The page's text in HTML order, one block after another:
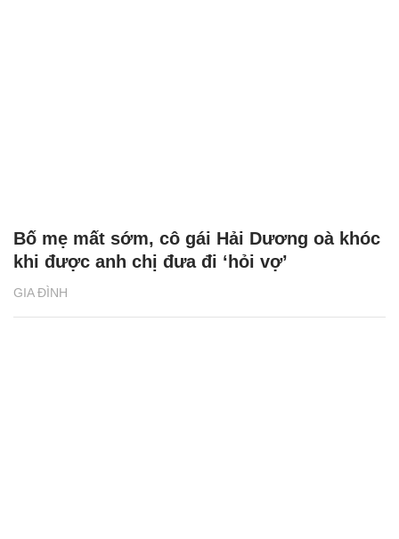
GIA ĐÌNH
Bố mẹ mất sớm, cô gái Hải Dương oà khóc
khi được anh chị đưa đi ‘hỏi vợ’